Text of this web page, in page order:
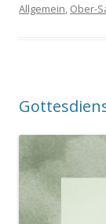
Allgemein, Ober-